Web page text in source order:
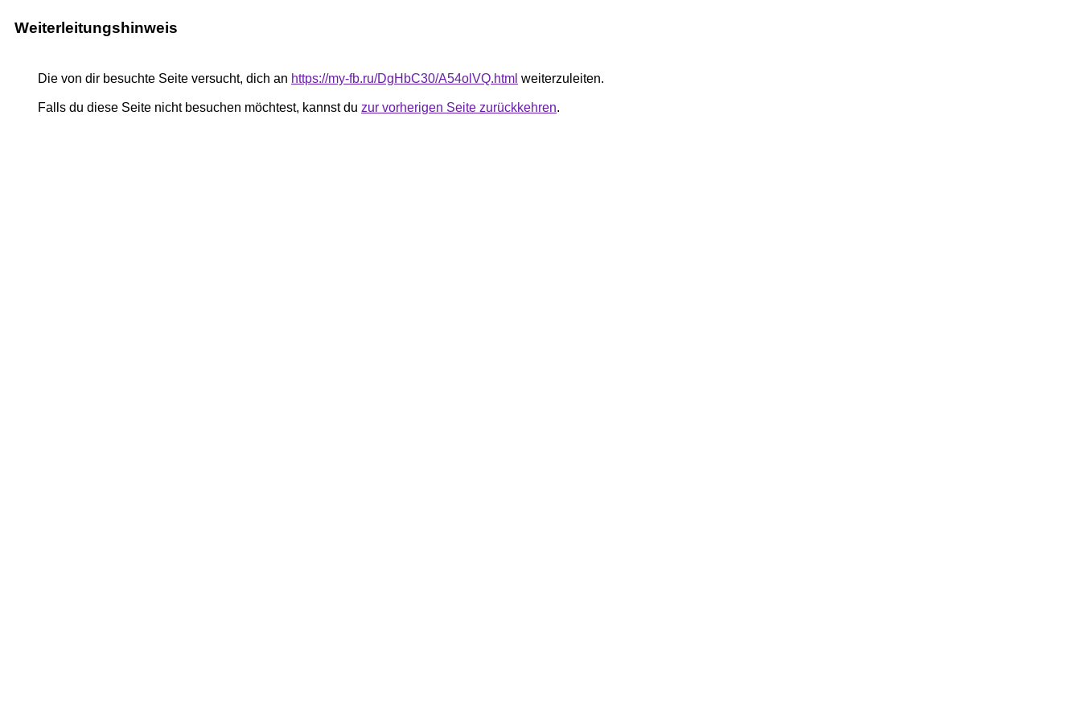
Weiterleitungshinweis
Die von dir besuchte Seite versucht, dich an https://my-fb.ru/DgHbC30/A54olVQ.html weiterzuleiten.
Falls du diese Seite nicht besuchen möchtest, kannst du zur vorherigen Seite zurückkehren.